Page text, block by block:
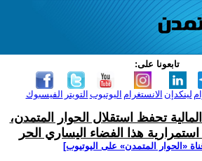
تابعونا على:
الفيسبوك التويتر اليوتيوب الانستغرام لينكدإن
تحفظ استقلال الحوار المتمدن،
هذا الفضاء اليساري الحر
‫«الحوار المتمدن» على اليوتيوب]